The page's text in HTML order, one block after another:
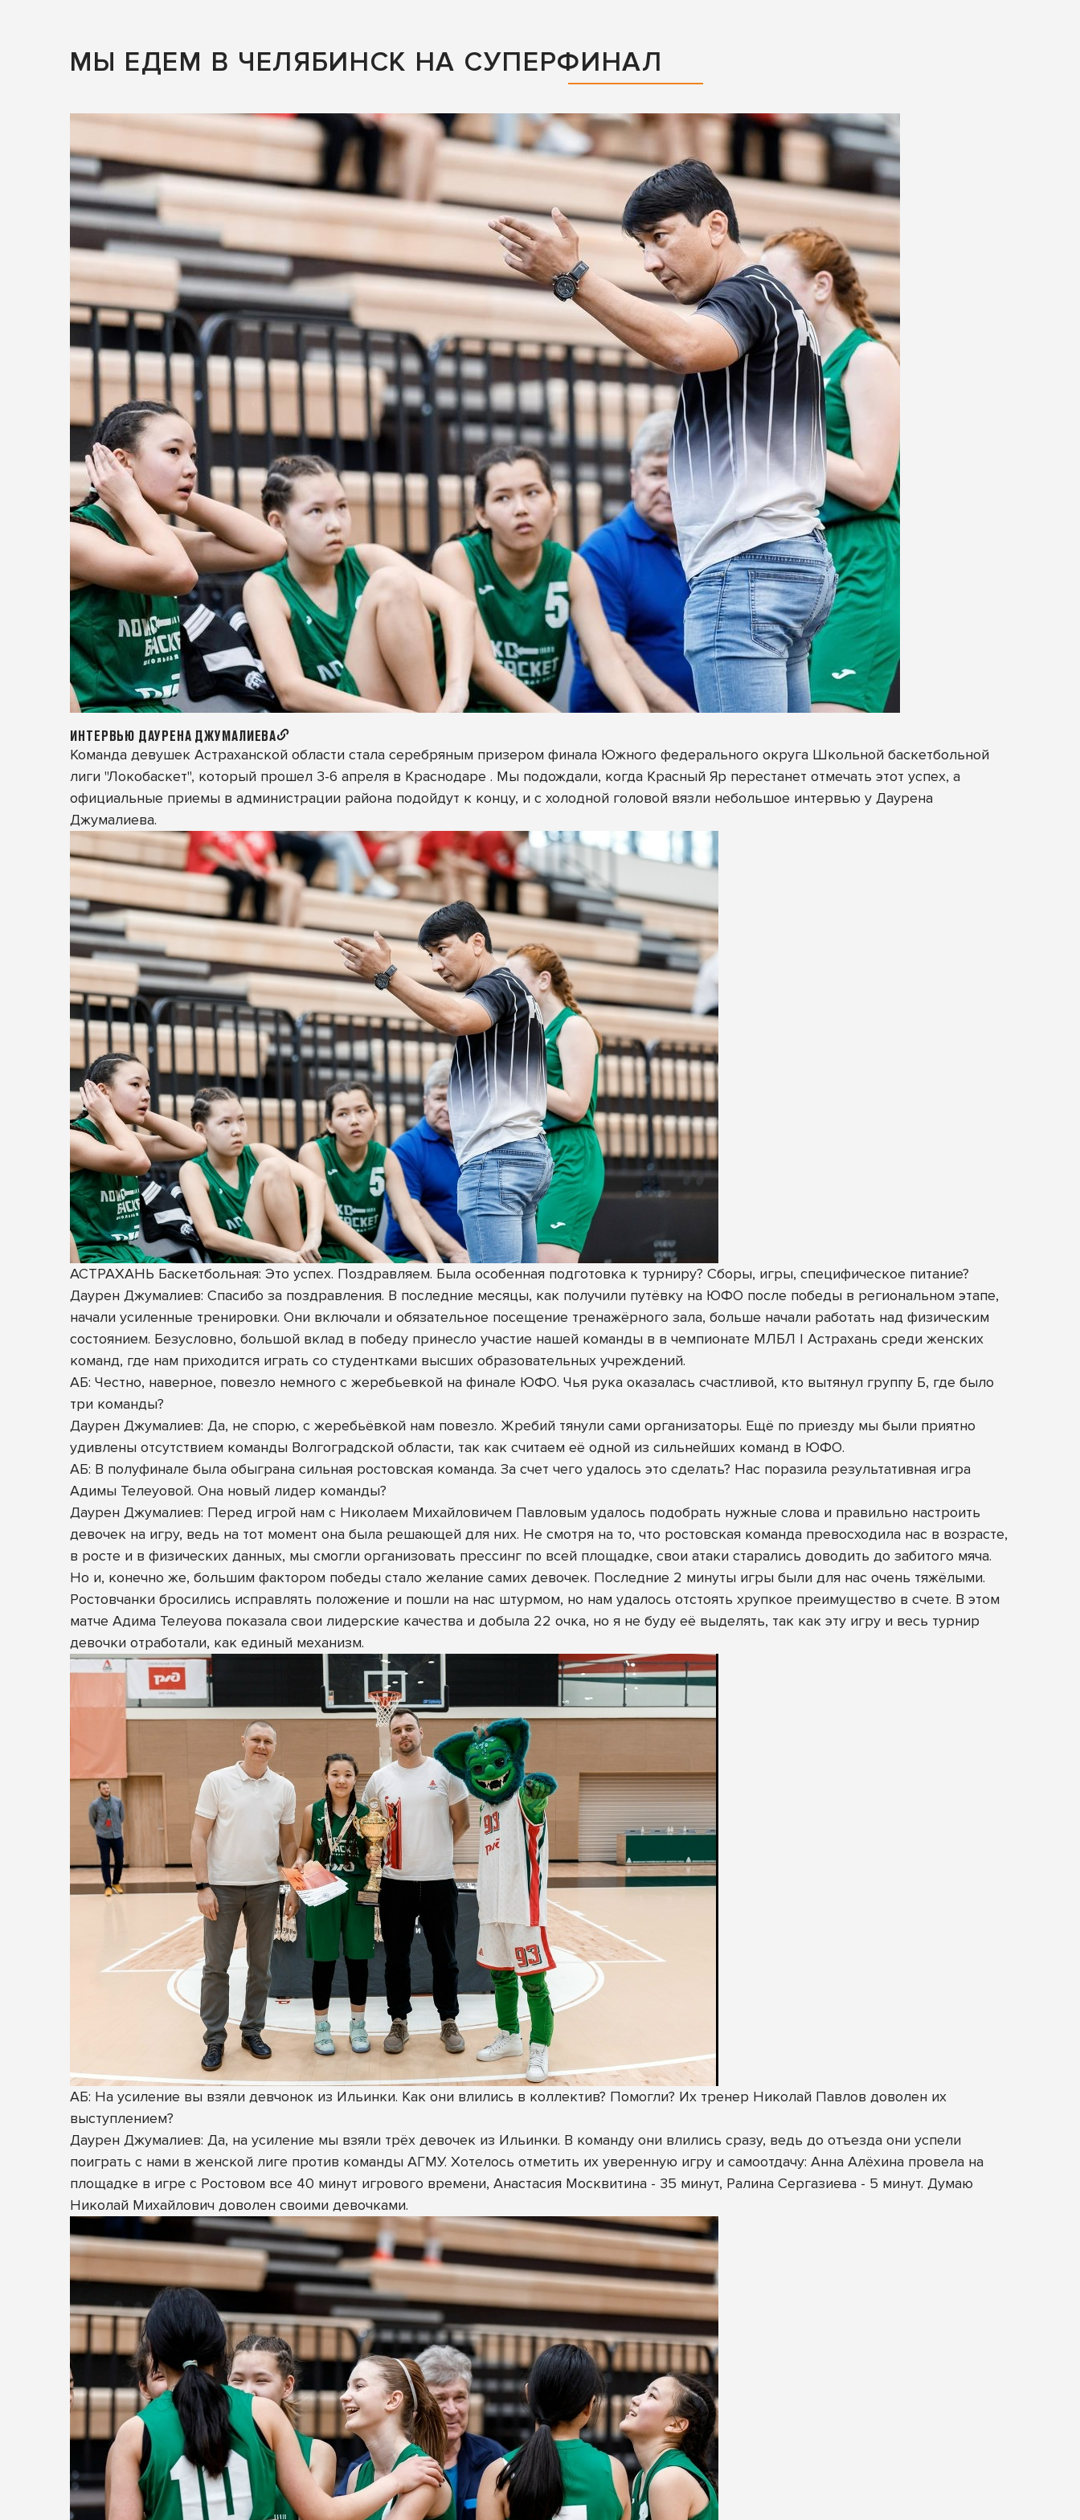
МЫ ЕДЕМ В ЧЕЛЯБИНСК НА СУПЕРФИНАЛ
ИНТЕРВЬЮ ДАУРЕНА ДЖУМАЛИЕВА
Команда девушек Астраханской области стала серебряным призером финала Южного федерального округа Школьной баскетбольной
лиги "Локобаскет", который прошел 3-6 апреля в Краснодаре . Мы подождали, когда Красный Яр перестанет отмечать этот успех, а
официальные приемы в администрации района подойдут к концу, и с холодной головой вязли небольшое интервью у Даурена
Джумалиева.
АСТРАХАНЬ Баскетбольная: Это успех. Поздравляем. Была особенная подготовка к турниру? Сборы, игры, специфическое питание?
Даурен Джумалиев: Спасибо за поздравления. В последние месяцы, как получили путёвку на ЮФО после победы в региональном этапе,
начали усиленные тренировки. Они включали и обязательное посещение тренажёрного зала, больше начали работать над физическим
состоянием. Безусловно, большой вклад в победу принесло участие нашей команды в в чемпионате МЛБЛ | Астрахань среди женских
команд, где нам приходится играть со студентками высших образовательных учреждений.
АБ: Честно, наверное, повезло немного с жеребьевкой на финале ЮФО. Чья рука оказалась счастливой, кто вытянул группу Б, где было
три команды?
Даурен Джумалиев: Да, не спорю, с жеребьёвкой нам повезло. Жребий тянули сами организаторы. Ещё по приезду мы были приятно
удивлены отсутствием команды Волгоградской области, так как считаем её одной из сильнейших команд в ЮФО.
АБ: В полуфинале была обыграна сильная ростовская команда. За счет чего удалось это сделать? Нас поразила результативная игра
Адимы Телеуовой. Она новый лидер команды?
Даурен Джумалиев: Перед игрой нам с Николаем Михайловичем Павловым удалось подобрать нужные слова и правильно настроить
девочек на игру, ведь на тот момент она была решающей для них. Не смотря на то, что ростовская команда превосходила нас в возрасте,
в росте и в физических данных, мы смогли организовать прессинг по всей площадке, свои атаки старались доводить до забитого мяча.
Но и, конечно же, большим фактором победы стало желание самих девочек. Последние 2 минуты игры были для нас очень тяжёлыми.
Ростовчанки бросились исправлять положение и пошли на нас штурмом, но нам удалось отстоять хрупкое преимущество в счете. В этом
матче Адима Телеуова показала свои лидерские качества и добыла 22 очка, но я не буду её выделять, так как эту игру и весь турнир
девочки отработали, как единый механизм.
АБ: На усиление вы взяли девчонок из Ильинки. Как они влились в коллектив? Помогли? Их тренер Николай Павлов доволен их
выступлением?
Даурен Джумалиев: Да, на усиление мы взяли трёх девочек из Ильинки. В команду они влились сразу, ведь до отъезда они успели
поиграть с нами в женской лиге против команды АГМУ. Хотелось отметить их уверенную игру и самоотдачу: Анна Алёхина провела на
площадке в игре с Ростовом все 40 минут игрового времени, Анастасия Москвитина - 35 минут, Ралина Сергазиева - 5 минут. Думаю
Николай Михайлович доволен своими девочками.